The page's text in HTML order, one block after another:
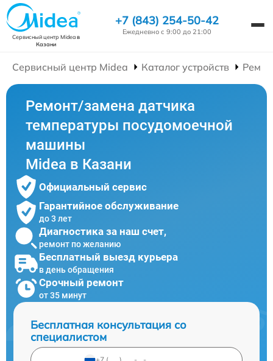
Сервисный центр Mideaв
Казани
+7 (843) 254-50-42
Ежедневно с 9:00 до 21:00
Сервисный центр Midea Каталог устройств
Ремонт/замена датчика
температуры посудомоечной
машины
Midea в Казани
Официальный сервис
Гарантийное обслуживание
до 3 лет
Диагностика за наш счет,
ремонт по желанию
Бесплатный выезд курьера
в день обращения
Срочный ремонт
от 35 минут
Бесплатная консультация со
специалистом